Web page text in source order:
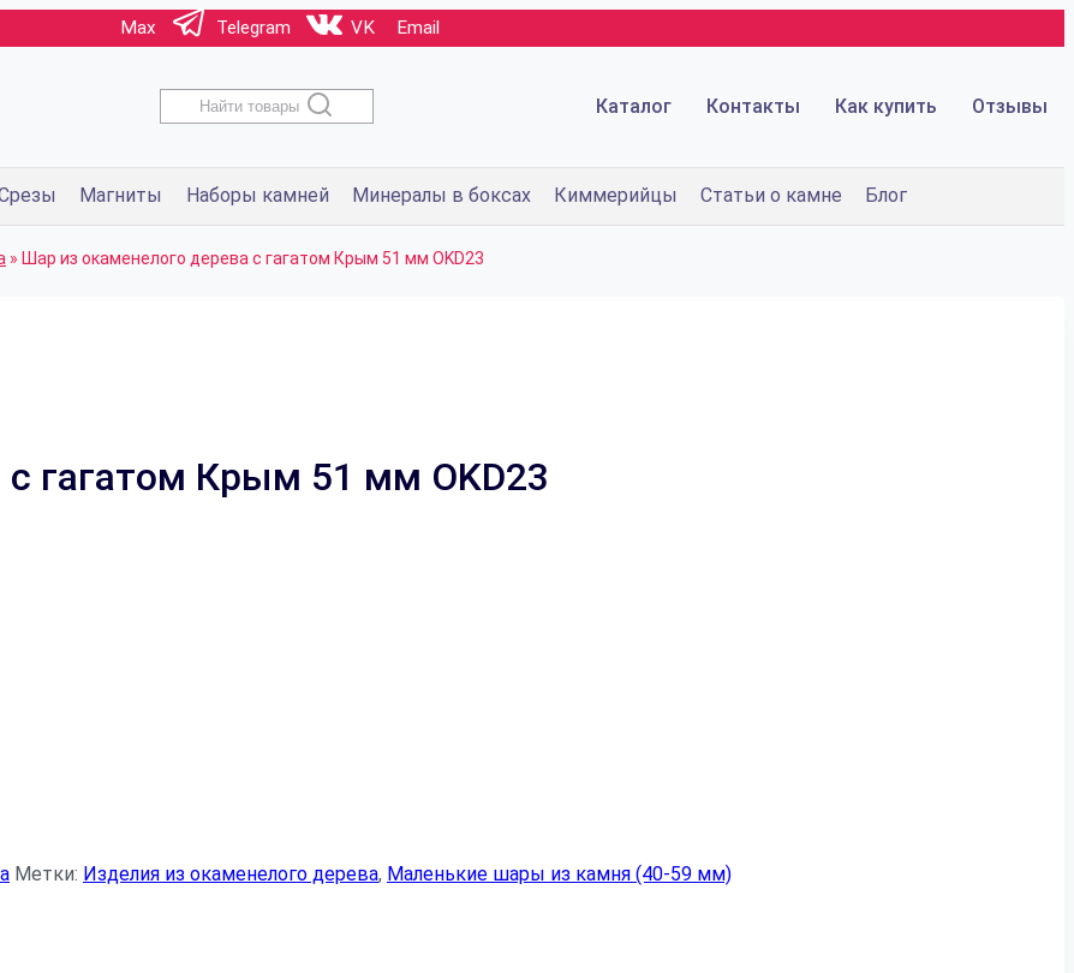
Max Telegram VK Email
Найти товары Каталог Контакты Как купить Отзывы
Магниты Наборы камней Минералы в боксах Киммерийцы Статьи о камне Блог
» Шар из окаменелого дерева с гагатом Крым 51 мм OKD23
гагатом Крым 51 мм OKD23
Метки: Изделия из окаменелого дерева, Маленькие шары из камня (40-59 мм)